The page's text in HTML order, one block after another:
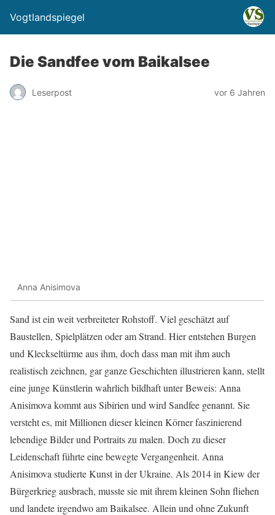
Vogtlandspiegel
Die Sandfee vom Baikalsee
Leserpost vor 6 Jahren
Anna Anisimova
Sand ist ein weit verbreiteter Rohstoff. Viel geschätzt auf
Baustellen, Spielplätzen oder am Strand. Hier entstehen Burgen
und Kleckseltürme aus ihm, doch dass man mit ihm auch
realistisch zeichnen, gar ganze Geschichten illustrieren kann, stellt
eine junge Künstlerin wahrlich bildhaft unter Beweis: Anna
Anisimova kommt aus Sibirien und wird Sandfee genannt. Sie
versteht es, mit Millionen dieser kleinen Körner faszinierend
lebendige Bilder und Portraits zu malen. Doch zu dieser
Leidenschaft führte eine bewegte Vergangenheit. Anna
Anisimova studierte Kunst in der Ukraine. Als 2014 in Kiew der
Bürgerkrieg ausbrach, musste sie mit ihrem kleinen Sohn fliehen
und landete irgendwo am Baikalsee. Allein und ohne Zukunft